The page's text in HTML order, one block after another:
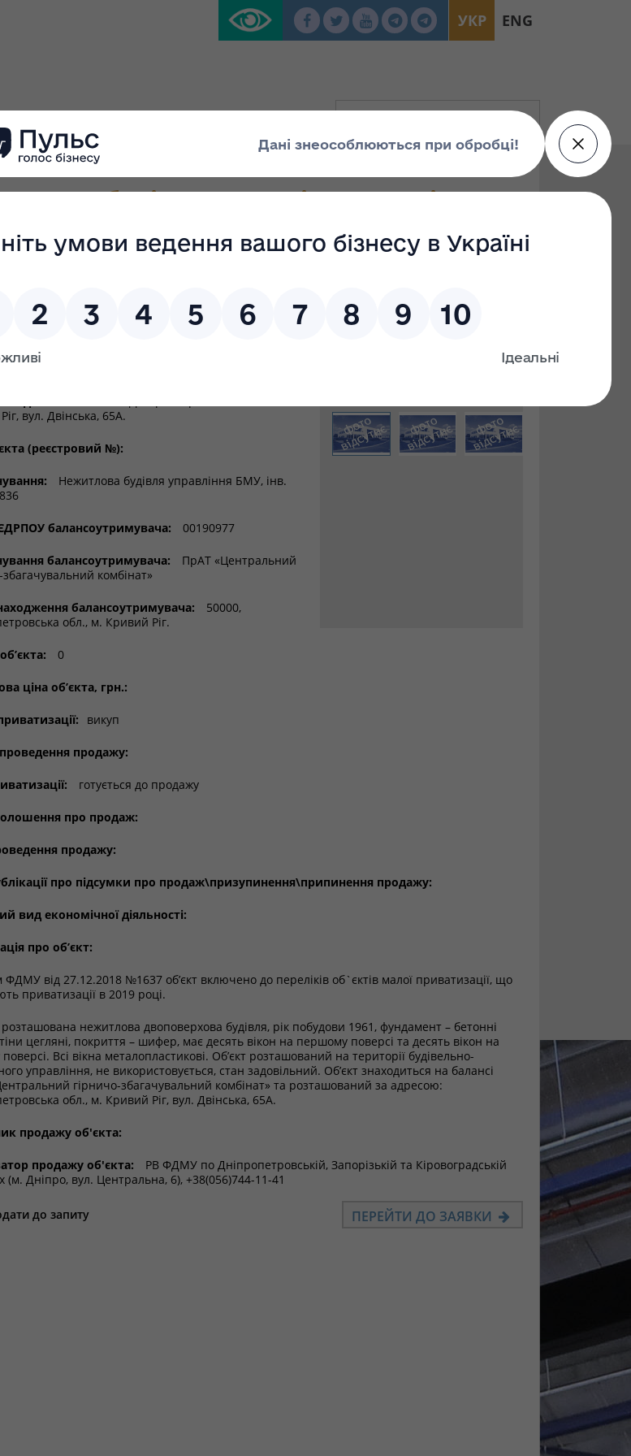
УКР ENG
ПЛАТФОРМА
будівля управління БМУ, інв.
вул. Двінська, 65А.
(реєстровий №):
Нежитлова будівля управління БМУ, інв.
балансоутримувача: 00190977
балансоутримувача:
ПрАТ «Центральний
збагачувальний комбінат»
балансоутримувача:
50000,
обл., м. Кривий Ріг.
0
ціна об’єкта, грн.:
викуп
продажу:
готується до продажу
про продаж:
продажу:
про підсумки про продаж\призупинення\припинення продажу:
вид економічної діяльності:
про об’єкт:
ФДМУ від 27.12.2018 №1637 об’єкт включено до переліків об`єктів малої приватизації, що
приватизації в 2019 році.
нежитлова двоповерхова будівля, рік побудови 1961, фундамент – бетонні
цегляні, покриття – шифер, має десять вікон на першому поверсі та десять вікон на
Всі вікна металопластикові. Об’єкт розташований на території будівельно-
управління, не використовується, стан задовільний. Об’єкт знаходиться на балансі
гірничо-збагачувальний комбінат» та розташований за адресою:
обл., м. Кривий Ріг, вул. Двінська, 65А.
продажу об'єкта:
продажу об'єкта:
РВ ФДМУ по Дніпропетровській, Запорізькій та Кіровоградській
(м. Дніпро, вул. Центральна, 6), +38(056)744-11-41
до запиту ПЕРЕЙТИ ДО ЗАЯВКИ